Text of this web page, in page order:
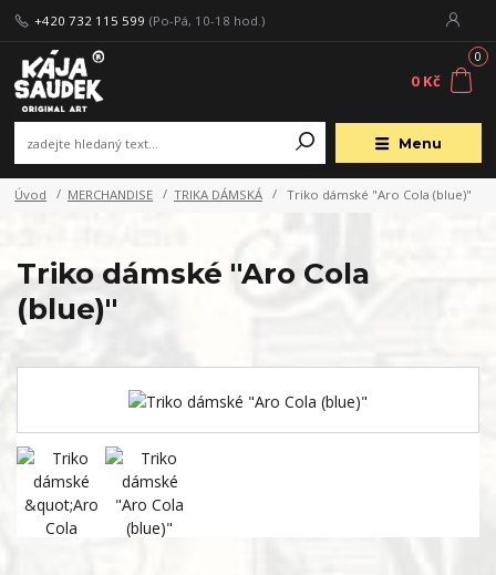
Menu
+420 732 115 599 (Po-Pá, 10-18 hod.)
0
0 Kč
Úvod MERCHANDISE TRIKA DÁMSKÁ Triko dámské "Aro Cola (blue)"
Triko dámské "Aro Cola
(blue)"